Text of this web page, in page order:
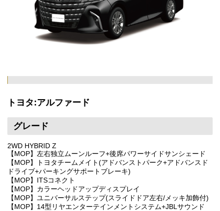
トヨタ:アルファード
グレード
2WD HYBRID Z
【MOP】左右独立ムーンルーフ+後席パワーサイドサンシェード
【MOP】トヨタチームメイト(アドバンストパーク+アドバンスド
ドライブ+パーキングサポートブレーキ)
【MOP】ITSコネクト
【MOP】カラーヘッドアップディスプレイ
【MOP】ユニバーサルステップ(スライドドア左右/メッキ加飾付)
【MOP】14型リヤエンターテインメントシステム+JBLサウンド